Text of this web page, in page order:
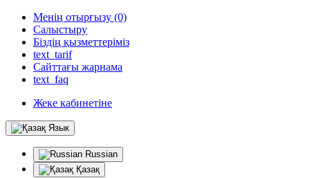
Менің отырғызу (0)
Салыстыру
Біздің қызметтеріміз
text_tarif
Сайттағы жарнама
text_faq
Жеке кабинетіне
Язык
Russian
Қазақ